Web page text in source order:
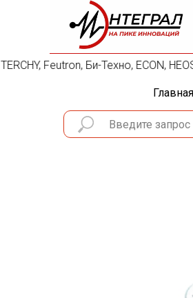
Feutron, Би-Техно, ECON, HEOS,
Главная